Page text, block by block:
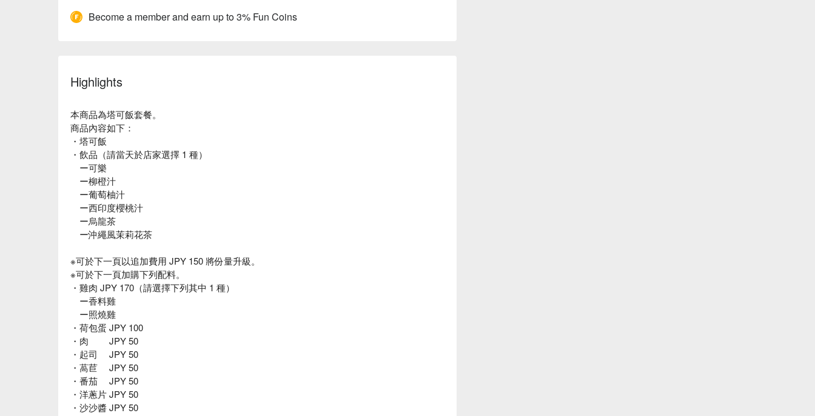
Become a member and earn up to 3% Fun Coins
Highlights
本商品為塔可飯套餐。
商品內容如下：
・塔可飯
・飲品（請當天於店家選擇 1 種）
ー可樂
ー柳橙汁
ー葡萄柚汁
ー西印度櫻桃汁
ー烏龍茶
ー沖繩風茉莉花茶
※可於下一頁以追加費用 JPY 150 將份量升級。
※可於下一頁加購下列配料。
・雞肉 JPY 170（請選擇下列其中 1 種）
ー香料雞
ー照燒雞
・荷包蛋 JPY 100
・肉 JPY 50
・起司 JPY 50
・萵苣 JPY 50
・番茄 JPY 50
・洋蔥片 JPY 50
・沙沙醬 JPY 50